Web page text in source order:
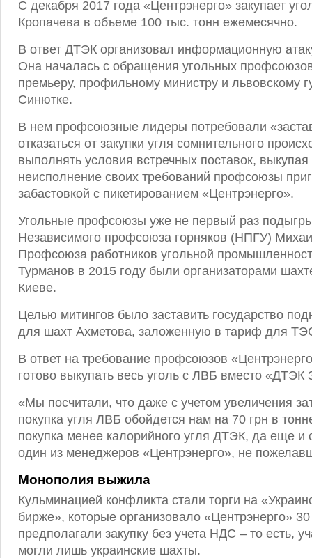
С декабря 2017 года «Центрэнерго» закупает
Кропачева в объеме 100 тыс. тонн ежемесячно.
В ответ ДТЭК организовал информационную
Она началась с обращения угольных
премьеру, профильному министру и львовскому
Синютке.
В нем профсоюзные лидеры потребовали
отказаться от закупки угля сомнительного
выполнять условия встречных поставок,
неисполнение своих требований профсоюзы
забастовкой с пикетированием «Центрэнерго».
Угольные профсоюзы уже не первый раз
Независимого профсоюза горняков (НПГУ)
Профсоюза работников угольной
Турманов в 2015 году были организаторами
Киеве.
Целью митингов было заставить государство
для шахт Ахметова, заложенную в тариф для
В ответ на требование профсоюзов
готово выкупать весь уголь с ЛВБ вместо «ДТЭК
«Мы посчитали, что даже с учетом увеличения
покупка угля ЛВБ обойдется нам на 70 грн в
покупка менее калорийного угля ДТЭК, да еще
один из менеджеров «Центрэнерго», не
Монополия выжила
Кульминацией конфликта стали торги на
бирже», которые организовало «Центрэнерго»
предполагали закупку без учета НДС – то есть,
могли лишь украинские шахты.